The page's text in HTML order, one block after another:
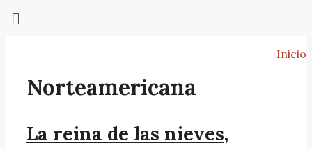
Inicio
Norteamericana
La reina de las nieves,